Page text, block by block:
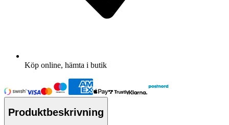
Köp online, hämta i butik
Produktbeskrivning